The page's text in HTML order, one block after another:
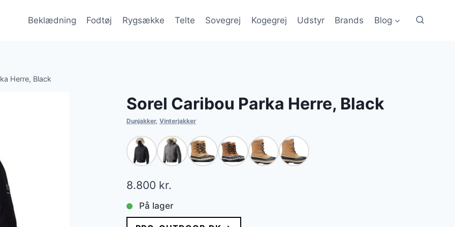
Beklædning Fodtøj Rygsække Telte Sovegrej Kogegrej Udstyr Brands Blog
Herre, Black
Sorel Caribou Parka Herre, Black
Dunjakker, Vinterjakker
8.800 kr.
På lager